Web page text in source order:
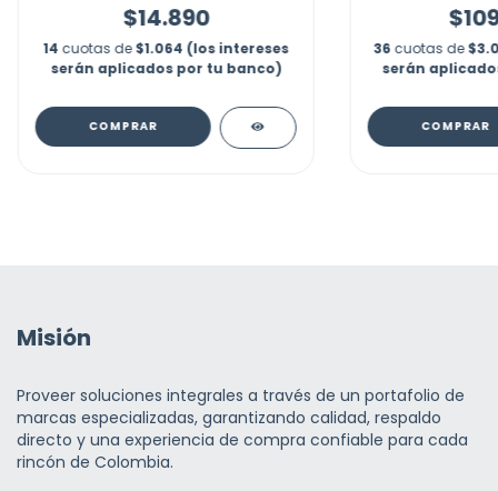
$14.890
14 cuotas de$1.064 (los intereses
serán aplicados por tu banco)
COMPRAR
36 cuotas de
serán
COMPRAR
Misión
Proveer soluciones integrales a través de un portafolio de
marcas especializadas, garantizando calidad, respaldo
directo y una experiencia de compra confiable para cada
rincón de Colombia.